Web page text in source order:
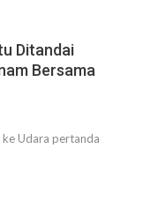
Ditandai
Bersama
Udara pertanda